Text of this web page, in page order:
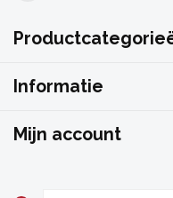
Informatie
Mijn account